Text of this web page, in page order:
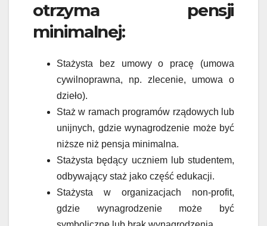
otrzyma pensji
minimalnej:
Stażysta bez umowy o pracę (umowa
cywilnoprawna, np. zlecenie, umowa o
dzieło).
Staż w ramach programów rządowych lub
unijnych, gdzie wynagrodzenie może być
niższe niż pensja minimalna.
Stażysta będący uczniem lub studentem,
odbywający staż jako część edukacji.
Stażysta w organizacjach non-profit,
gdzie wynagrodzenie może być